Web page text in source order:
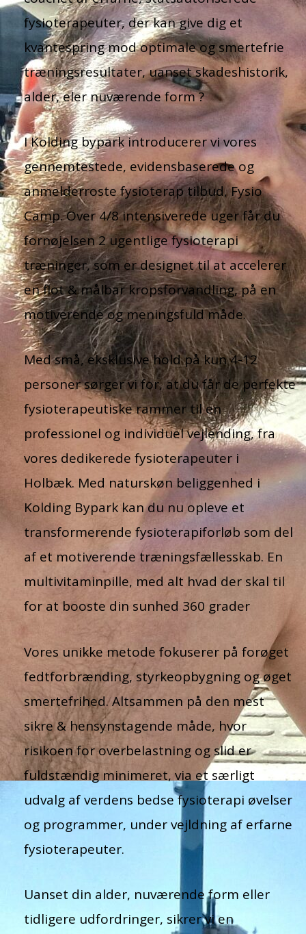
fysioterapeuter, der kan give dig et
kvantespring mod optimale og smertefrie
træningsresultater, uanset skadeshistorik,
alder, eler nuværende form ?
I Kolding bypark introducerer vi vores
gennemtestede, evidensbaserede og
anmelderroste fysioterap tilbud, Fysio
Camp. Over 4/8 intensiverede uger får du
fornøjelsen 2 ugentlige fysioterapi
træninger, som er designet til at accelerer
en flot & målbar kropsforvandling, på en
motiverende og meningsfuld måde.
Med små, eksklusive hold på kun 4-12
personer sørger vi for, at du får de perfekte
fysioterapeutiske rammer til en
professionel og individuel vejlending, fra
vores dedikerede fysioterapeuter i
Holbæk. Med naturskøn beliggenhed i
Kolding Bypark kan du nu opleve et
transformerende fysioterapiforløb som del
af et motiverende træningsfællesskab. En
multivitaminpille, med alt hvad der skal til
for at booste din sunhed 360 grader
Vores unikke metode fokuserer på forøget
fedtforbrænding, styrkeopbygning og øget
smertefrihed. Altsammen på den mest
sikre & hensynstagende måde, hvor
risikoen for overbelastning og slid er
fuldstændig minimeret, via et særligt
udvalg af verdens bedse fysioterapi øvelser
og programmer, under vejldning af erfarne
fysioterapeuter.
Uanset din alder, nuværende form eller
tidligere udfordringer, sikrer vi en